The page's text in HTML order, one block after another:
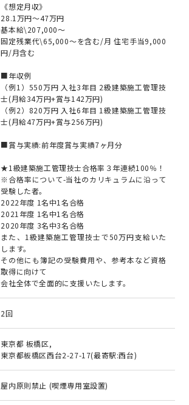
《想定月収》
28.1万円～47万円
基本給\207,000～
固定残業代\65,000～を含む/月 住宅手当9,000
円/月含む
■年収例
（例1）550万円 入社3年目 2級建築施工管理技
士(月給34万円+賞与142万円)
（例2）820万円 入社6年目 1級建築施工管理技
士(月給47万円+賞与256万円)
■賞与実績:前年度賞与実績7ヶ月分
★1級建築施工管理技士合格率３年連続100％！
※合格率について-当社のカリキュラムに沿って
受験した者。
2022年度 1名中1名合格
2021年度 1名中1名合格
2020年度 3名中3名合格
また、1級建築施工管理技士で50万円支給いた
します。
その他にも簿記の受験費用や、参考本など資格
取得に向けて
会社全体で全面的に支援いたします。
2回
東京都 板橋区,
東京都板橋区西台2-27-17(最寄駅:西台)
屋内原則禁止 (喫煙専用室設置)